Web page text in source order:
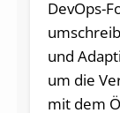
DevOps-
und
um die
mit dem